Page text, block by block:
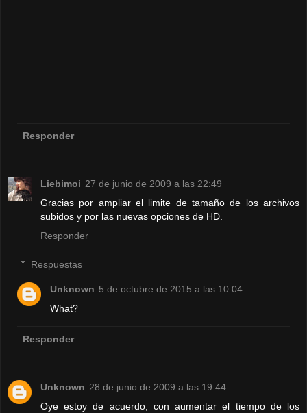
Responder
Liebimoi 27 de junio de 2009 a las 22:49
Gracias por ampliar el limite de tamaño de los archivos
subidos y por las nuevas opciones de HD.
Responder
Respuestas
Unknown 5 de octubre de 2015 a las 10:04
What?
Responder
Unknown 28 de junio de 2009 a las 19:44
Oye estoy de acuerdo, con aumentar el tiempo de los